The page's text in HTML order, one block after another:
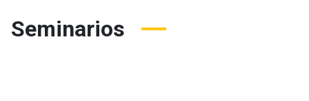
Seminarios